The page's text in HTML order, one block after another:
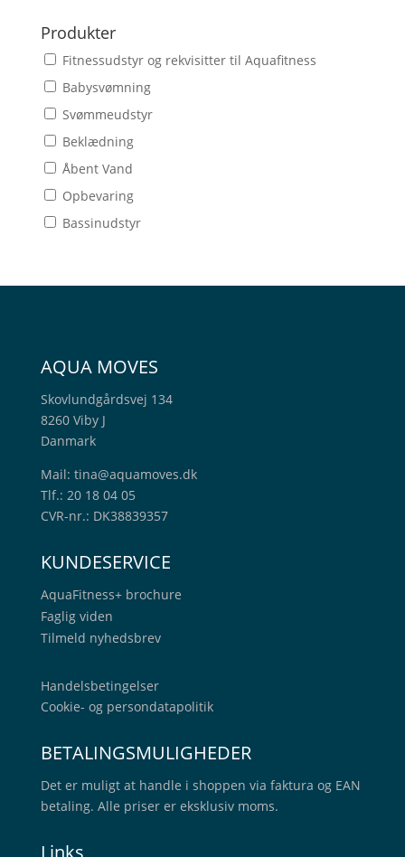
Produkter
Fitnessudstyr og rekvisitter til Aquafitness
Babysvømning
Svømmeudstyr
Beklædning
Åbent Vand
Opbevaring
Bassinudstyr
AQUA MOVES
Skovlundgårdsvej 134
8260 Viby J
Danmark
Mail: tina@aquamoves.dk
Tlf.: 20 18 04 05
CVR-nr.: DK38839357
KUNDESERVICE
AquaFitness+ brochure
Faglig viden
Tilmeld nyhedsbrev
Handelsbetingelser
Cookie- og persondatapolitik
BETALINGSMULIGHEDER
Det er muligt at handle i shoppen via faktura og EAN
betaling. Alle priser er eksklusiv moms.
Links